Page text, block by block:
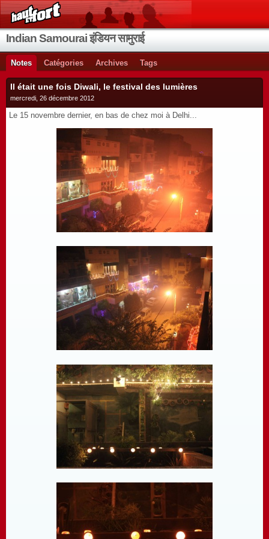
Indian Samourai इंडियन सामुराई
Notes Catégories Archives Tags
Il était une fois Diwali, le festival des lumières
mercredi, 26 décembre 2012
Le 15 novembre dernier, en bas de chez moi à Delhi...